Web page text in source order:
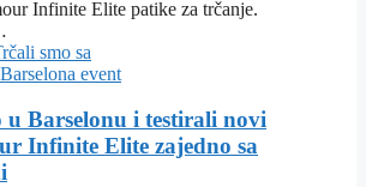
Infinite Elite patike za trčanje.
smo sa
u Barselonu i testirali novi
Infinite Elite zajedno sa